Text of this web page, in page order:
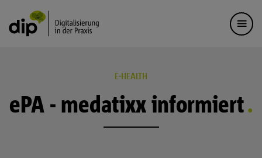
E-HEALTH
ePA - medatixx informiert